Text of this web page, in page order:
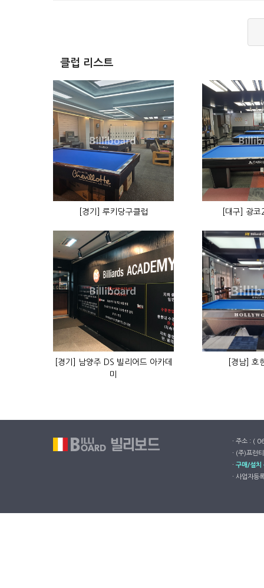
클럽 리스트
[경기] 루키당구클럽 [대구] 광
[경기] 남양주 DS 빌리어드 아카데
미
[경남] 호
ㆍ주소 : (
ㆍ(주)프런
ㆍ 구매/설치
ㆍ사업자